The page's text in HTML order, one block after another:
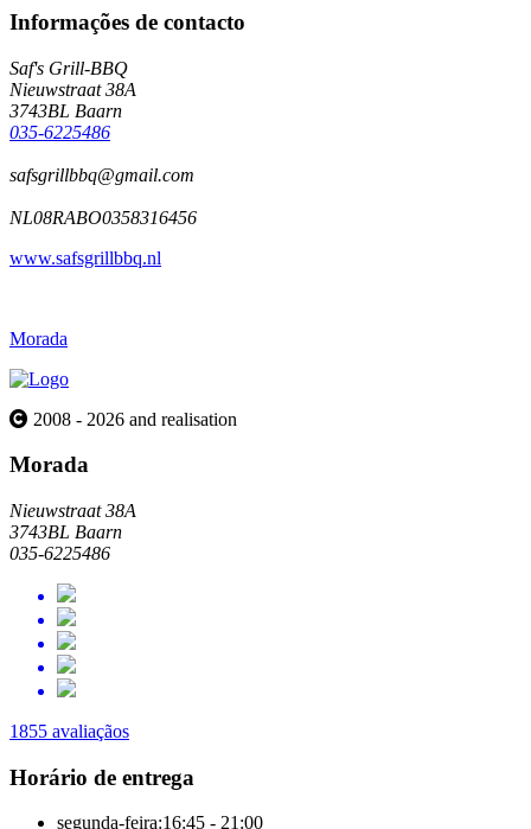
Informações de contacto
Saf's Grill-BBQ
Nieuwstraat 38A
3743BL Baarn
035-6225486
safsgrillbbq@gmail.com
NL08RABO0358316456
www.safsgrillbbq.nl
Morada
2008 - 2026 and realisation
Morada
Nieuwstraat 38A
3743BL Baarn
035-6225486
1855 avaliaçãos
Horário de entrega
segunda-feira:16:45 - 21:00